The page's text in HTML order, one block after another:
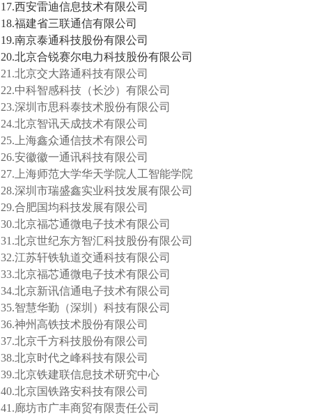
17.西安雷迪信息技术有限公司
18.福建省三联通信有限公司
19.南京泰通科技股份有限公司
20.北京合锐赛尔电力科技股份有限公司
21.北京交大路通科技有限公司
22.中科智感科技（长沙）有限公司
23.深圳市思科泰技术股份有限公司
24.北京智讯天成技术有限公司
25.上海鑫众通信技术有限公司
26.安徽徽一通讯科技有限公司
27.上海师范大学华天学院人工智能学院
28.深圳市瑞盛鑫实业科技发展有限公司
29.合肥国均科技发展有限公司
30.北京福芯通微电子技术有限公司
31.北京世纪东方智汇科技股份有限公司
32.江苏轩铁轨道交通科技有限公司
33.北京福芯通微电子技术有限公司
34.北京新讯信通电子技术有限公司
35.智慧华勤（深圳）科技有限公司
36.神州高铁技术股份有限公司
37.北京千方科技股份有限公司
38.北京时代之峰科技有限公司
39.北京铁建联信息技术研究中心
40.北京国铁路安科技有限公司
41.廊坊市广丰商贸有限责任公司